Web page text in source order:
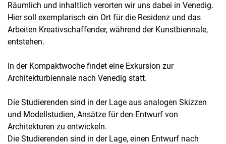
Räumlich und inhaltlich verorten wir uns dabei in Venedig.
Hier soll exemplarisch ein Ort für die Residenz und das
Arbeiten Kreativschaffender, während der Kunstbiennale,
entstehen.
In der Kompaktwoche findet eine Exkursion zur
Architekturbiennale nach Venedig statt.
Die Studierenden sind in der Lage aus analogen Skizzen
und Modellstudien, Ansätze für den Entwurf von
Architekturen zu entwickeln.
Die Studierenden sind in der Lage, einen Entwurf nach